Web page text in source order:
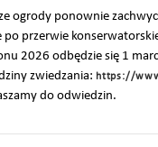
ogrody ponownie
przerwie
2026 odbędzie się 1
zwiedzania: https://
do odwiedzin.